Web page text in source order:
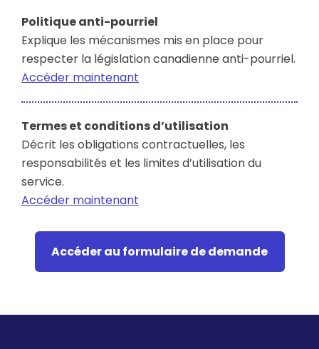
Politique anti-pourriel
Explique les mécanismes mis en place pour
respecter la législation canadienne anti-pourriel.
Accéder maintenant
Termes et conditions d’utilisation
Décrit les obligations contractuelles, les
responsabilités et les limites d’utilisation du
service.
Accéder maintenant
Accéder au formulaire de demande